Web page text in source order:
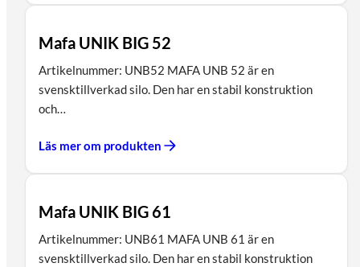
Mafa UNIK BIG 52
Artikelnummer: UNB52 MAFA UNB 52 är en
svensktillverkad silo. Den har en stabil konstruktion
och…
Läs mer om produkten
Mafa UNIK BIG 61
Artikelnummer: UNB61 MAFA UNB 61 är en
svensktillverkad silo. Den har en stabil konstruktion